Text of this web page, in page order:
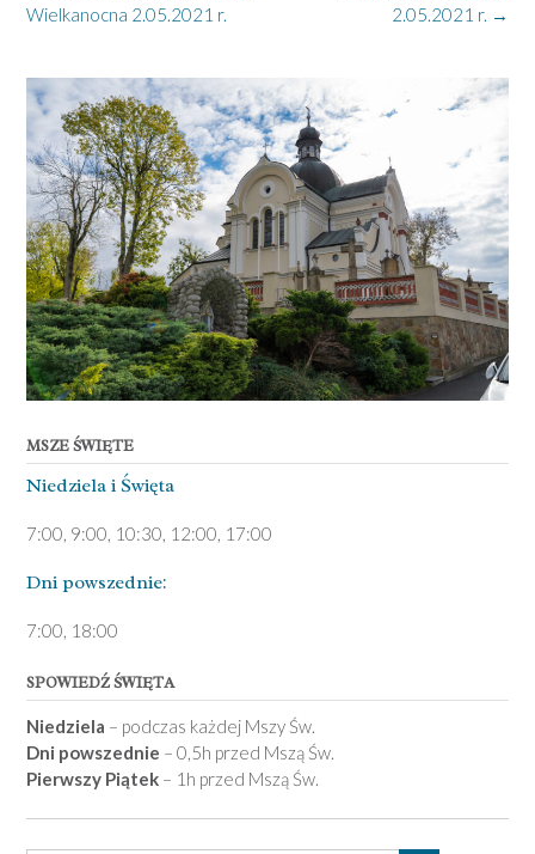
navigation
2.05.2021 r. →
Wielkanocna 2.05.2021 r.
MSZE ŚWIĘTE
Niedziela ­i Święta
7:00, 9:00, 10:30, 12:00, 17:00
Dni pows­zednie:
7­:00, 18:00­
SPOWIEDŹ ŚWIĘTA
Niedziela – podczas każdej Mszy Św.
Dni powszednie – 0,5h przed Mszą Św.
Pierwszy Piątek – 1h przed Mszą Św.